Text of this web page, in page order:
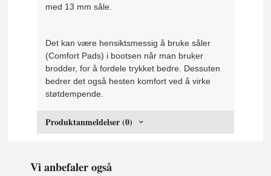
med 13 mm såle.
Det kan være hensiktsmessig å bruke såler
(Comfort Pads) i bootsen når man bruker
brodder, for å fordele trykket bedre. Dessuten
bedrer det også hesten komfort ved å virke
støtdempende.
Produktanmeldelser (0)
Vi anbefaler også